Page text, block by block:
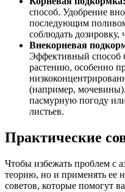
способ. Удобрение
последующим
соблюдать дозировку,
Внекорневая
Эффективный способ
растению, особенно
(например,
пасмурную погоду
листьев.
Практические
Чтобы избежать проблем с
теорию, но и применять ее
советов, которые помогут